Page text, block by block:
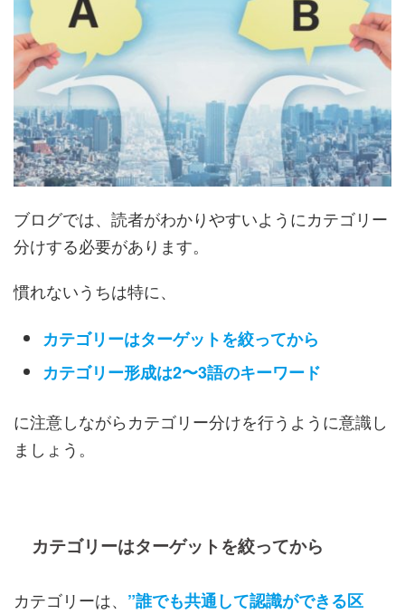
ブログでは、読者がわかりやすいようにカテゴリー
分けする必要があります。
慣れないうちは特に、
カテゴリーはターゲットを絞ってから
カテゴリー形成は2〜3語のキーワード
に注意しながらカテゴリー分けを行うように意識し
ましょう。
カテゴリーはターゲットを絞ってから
カテゴリーは、 ”誰でも共通して認識ができる区